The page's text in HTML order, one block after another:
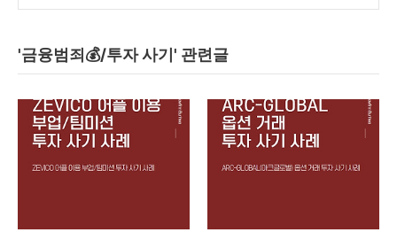
'금융범죄💰/투자 사기' 관련글